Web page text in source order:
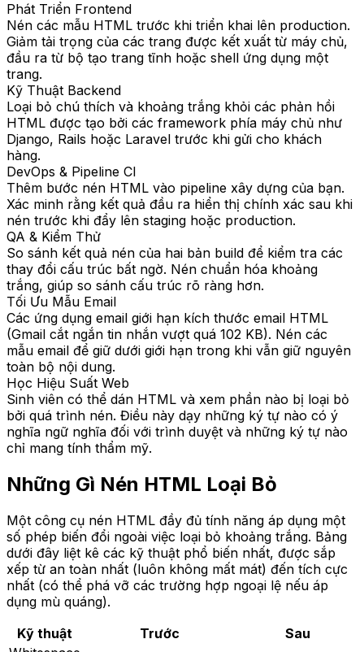
Phát Triển Frontend
Nén các mẫu HTML trước khi triển khai lên production.
Giảm tải trọng của các trang được kết xuất từ máy chủ,
đầu ra từ bộ tạo trang tĩnh hoặc shell ứng dụng một
trang.
Kỹ Thuật Backend
Loại bỏ chú thích và khoảng trắng khỏi các phản hồi
HTML được tạo bởi các framework phía máy chủ như
Django, Rails hoặc Laravel trước khi gửi cho khách
hàng.
DevOps & Pipeline CI
Thêm bước nén HTML vào pipeline xây dựng của bạn.
Xác minh rằng kết quả đầu ra hiển thị chính xác sau khi
nén trước khi đẩy lên staging hoặc production.
QA & Kiểm Thử
So sánh kết quả nén của hai bản build để kiểm tra các
thay đổi cấu trúc bất ngờ. Nén chuẩn hóa khoảng
trắng, giúp so sánh cấu trúc rõ ràng hơn.
Tối Ưu Mẫu Email
Các ứng dụng email giới hạn kích thước email HTML
(Gmail cắt ngắn tin nhắn vượt quá 102 KB). Nén các
mẫu email để giữ dưới giới hạn trong khi vẫn giữ nguyên
toàn bộ nội dung.
Học Hiệu Suất Web
Sinh viên có thể dán HTML và xem phần nào bị loại bỏ
bởi quá trình nén. Điều này dạy những ký tự nào có ý
nghĩa ngữ nghĩa đối với trình duyệt và những ký tự nào
chỉ mang tính thẩm mỹ.
Những Gì Nén HTML Loại Bỏ
Một công cụ nén HTML đầy đủ tính năng áp dụng một
số phép biến đổi ngoài việc loại bỏ khoảng trắng. Bảng
dưới đây liệt kê các kỹ thuật phổ biến nhất, được sắp
xếp từ an toàn nhất (luôn không mất mát) đến tích cực
nhất (có thể phá vỡ các trường hợp ngoại lệ nếu áp
dụng mù quáng).
Kỹ thuật
Trước
Sau